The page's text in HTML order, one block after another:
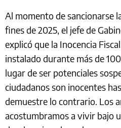
Al momento de sancionarse
fines de 2025, el jefe de
explicó que la Inocencia
instalado durante más de
lugar de ser potenciales
ciudadanos son inocentes
demuestre lo contrario. Los
acostumbramos a vivir bajo